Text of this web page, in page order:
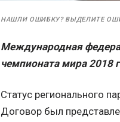
НАШЛИ ОШИБКУ? ВЫДЕЛИТЕ
Международная
чемпионата мира 2018
Статус регионального
Договор был